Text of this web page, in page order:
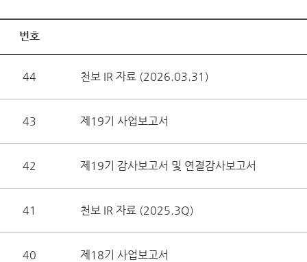
번호
44 천보 IR 자료 (2026.03.31)
43 제19기 사업보고서
42 제19기 감사보고서 및 연결감사보고서
41 천보 IR 자료 (2025.3Q)
40 제18기 사업보고서